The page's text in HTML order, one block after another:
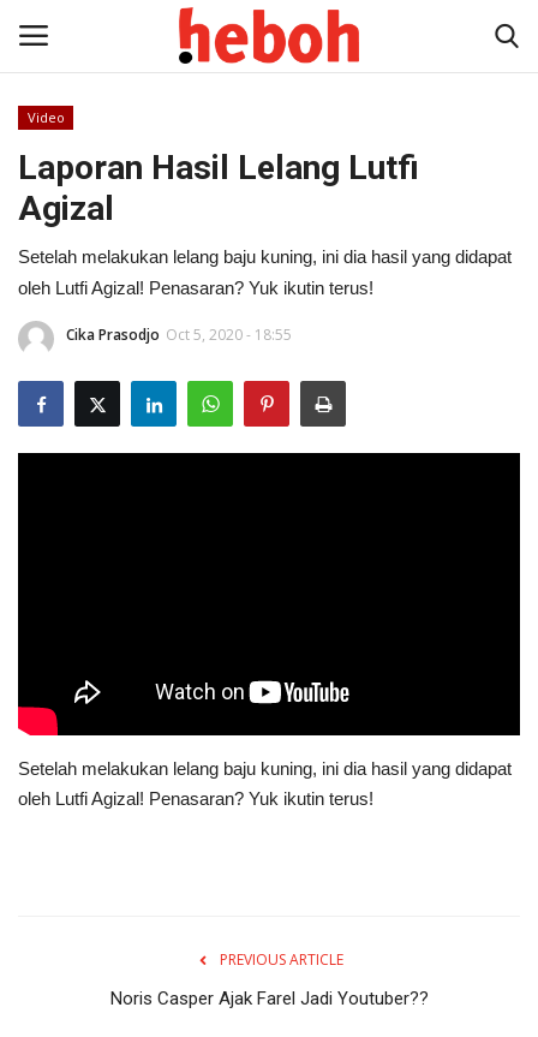
Home
Entertainment
Lifestyle
Video
News
Video
Laporan Hasil Lelang Lutfi
Agizal
Setelah melakukan lelang baju kuning, ini dia hasil yang didapat
oleh Lutfi Agizal! Penasaran? Yuk ikutin terus!
Cika Prasodjo Oct 5, 2020 - 18:55
Setelah melakukan lelang baju kuning, ini dia hasil yang didapat
oleh Lutfi Agizal! Penasaran? Yuk ikutin terus!
PREVIOUS ARTICLE
Noris Casper Ajak Farel Jadi Youtuber??